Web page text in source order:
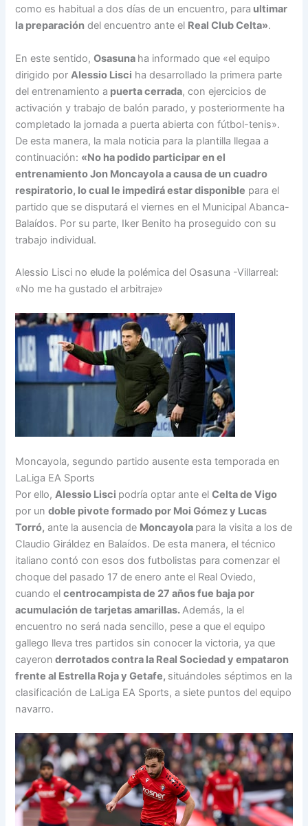
como es habitual a dos días de un encuentro, para ultimar
la preparación del encuentro ante el Real Club Celta».
En este sentido,Osasuna ha informado que «el equipo
dirigido porAlessio Lisci ha desarrollado la primera parte
del entrenamiento a puerta cerrada, con ejercicios de
activación y trabajo de balón parado, y posteriormente ha
completado la jornada a puerta abierta con fútbol-tenis».
De esta manera, la mala noticia para la plantilla llegaa a
continuación: «No ha podido participar en el
entrenamiento Jon Moncayola a causa de un cuadro
respiratorio, lo cual le impedirá estar disponible para el
partido que se disputará el viernes en el Municipal Abanca-
Balaídos. Por su parte, Iker Benito ha proseguido con su
trabajo individual.
Alessio Lisci no elude la polémica del Osasuna -Villarreal:
«No me ha gustado el arbitraje»
Moncayola, segundo partido ausente esta temporada en
LaLiga EA Sports
Por ello,Alessio Lisci podría optar ante elCelta de Vigo
por undoble pivote formado por Moi Gómez y Lucas
Torró, ante la ausencia de Moncayola para la visita a los de
Claudio Giráldez en Balaídos. De esta manera, el técnico
italiano contó con esos dos futbolistas para comenzar el
choque del pasado 17 de enero ante el Real Oviedo,
cuando elcentrocampista de 27 años fue baja por
acumulación de tarjetas amarillas.Además, la el
encuentro no será nada sencillo, pese a que el equipo
gallego lleva tres partidos sin conocer la victoria, ya que
cayeron derrotados contra la Real Sociedad y empataron
frente al Estrella Roja y Getafe, situándoles séptimos en la
clasificación de LaLiga EA Sports, a siete puntos del equipo
navarro.